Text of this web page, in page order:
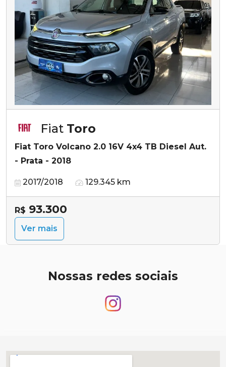
Fiat Toro
Fiat Toro Volcano 2.0 16V 4x4 TB Diesel Aut.
- Prata - 2018
2017/2018 129.345 km
R$ 93.300
Ver mais
Nossas redes sociais